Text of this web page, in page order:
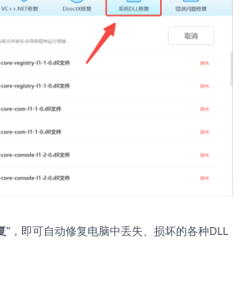
”，即可自动修复电脑中丢失、损坏的各种DLL